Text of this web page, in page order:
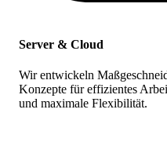
Server & Cloud
Wir entwickeln
Konzepte für effizientes
und maximale Flexibilität.